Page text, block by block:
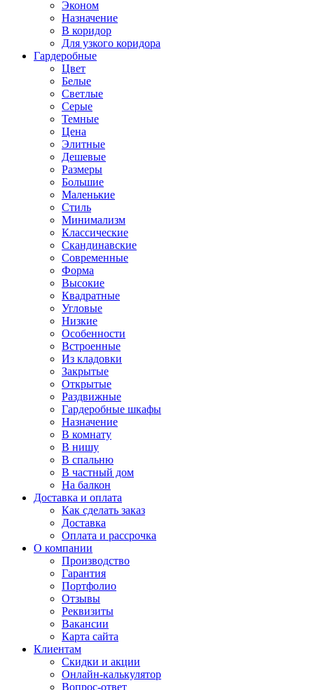
Эконом
Назначение
В коридор
Для узкого коридора
Гардеробные
Цвет
Белые
Светлые
Серые
Темные
Цена
Элитные
Дешевые
Размеры
Большие
Маленькие
Стиль
Минимализм
Классические
Скандинавские
Современные
Форма
Высокие
Квадратные
Угловые
Низкие
Особенности
Встроенные
Из кладовки
Закрытые
Открытые
Раздвижные
Гардеробные шкафы
Назначение
В комнату
В нишу
В спальню
В частный дом
На балкон
Доставка и оплата
Как сделать заказ
Доставка
Оплата и рассрочка
О компании
Производство
Гарантия
Портфолио
Отзывы
Реквизиты
Вакансии
Карта сайта
Клиентам
Скидки и акции
Онлайн-калькулятор
Вопрос-ответ